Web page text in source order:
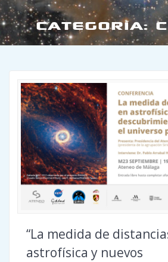
CATEGORÍA:
“La medida de
astrofísica y nuevos